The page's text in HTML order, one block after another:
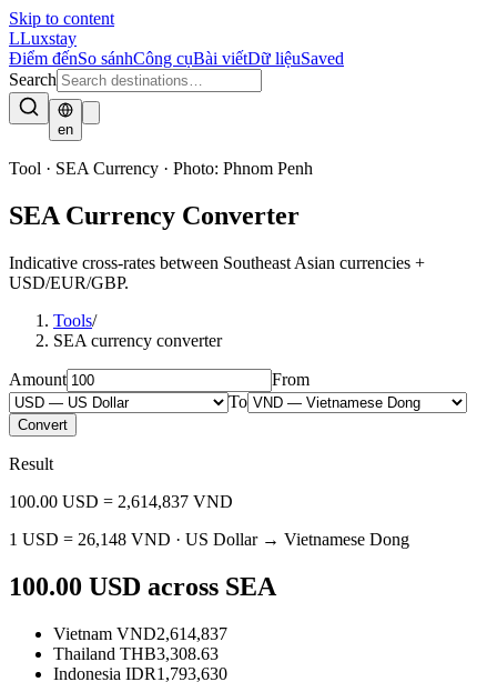
Skip to content
LLuxstay
Điểm đếnSo sánhCông cụBài viếtDữ liệuSaved
Search
en
Tool · SEA Currency · Photo: Phnom Penh
SEA Currency Converter
Indicative cross-rates between Southeast Asian currencies +
USD/EUR/GBP.
Tools/
SEA currency converter
Amount
From
To
Convert
Result
100.00 USD = 2,614,837 VND
1 USD = 26,148 VND · US Dollar→ Vietnamese Dong
100.00 USD across SEA
Vietnam VND2,614,837
Thailand THB3,308.63
Indonesia IDR1,793,630